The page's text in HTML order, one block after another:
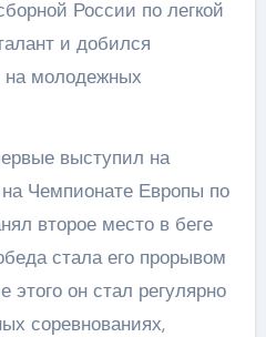
России по легкой
и добился
на молодежных
выступил на
Чемпионате Европы по
второе место в беге
стала его прорывом
этого он стал регулярно
соревнованиях,